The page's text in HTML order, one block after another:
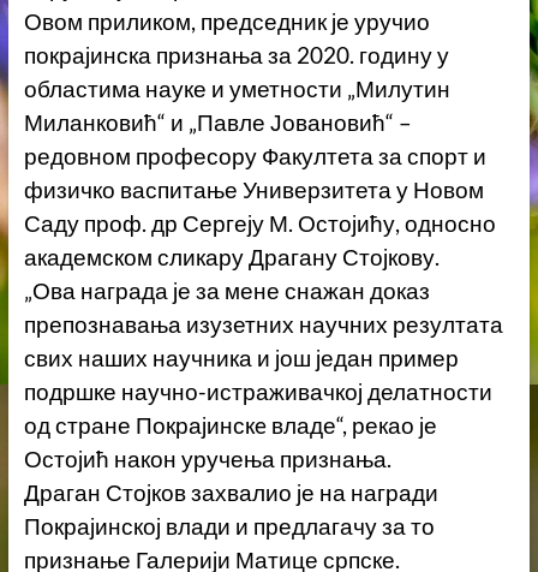
Овом приликом, председник је уручио
покрајинска признања за 2020. годину у
областима науке и уметности „Милутин
Миланковић“ и „Павле Јовановић“ –
редовном професору Факултета за спорт и
физичко васпитање Универзитета у Новом
Саду проф. др Сергеју М. Остојићу, односно
академском сликару Драгану Стојкову.
„Ова награда је за мене снажан доказ
препознавања изузетних научних резултата
свих наших научника и још један пример
подршке научно-истраживачкој делатности
од стране Покрајинскe владе“, рекао је
Остојић након уручења признања.
Драган Стојков захвалио је на награди
Покрајинској влади и предлагачу за то
признање Галерији Матице српске.